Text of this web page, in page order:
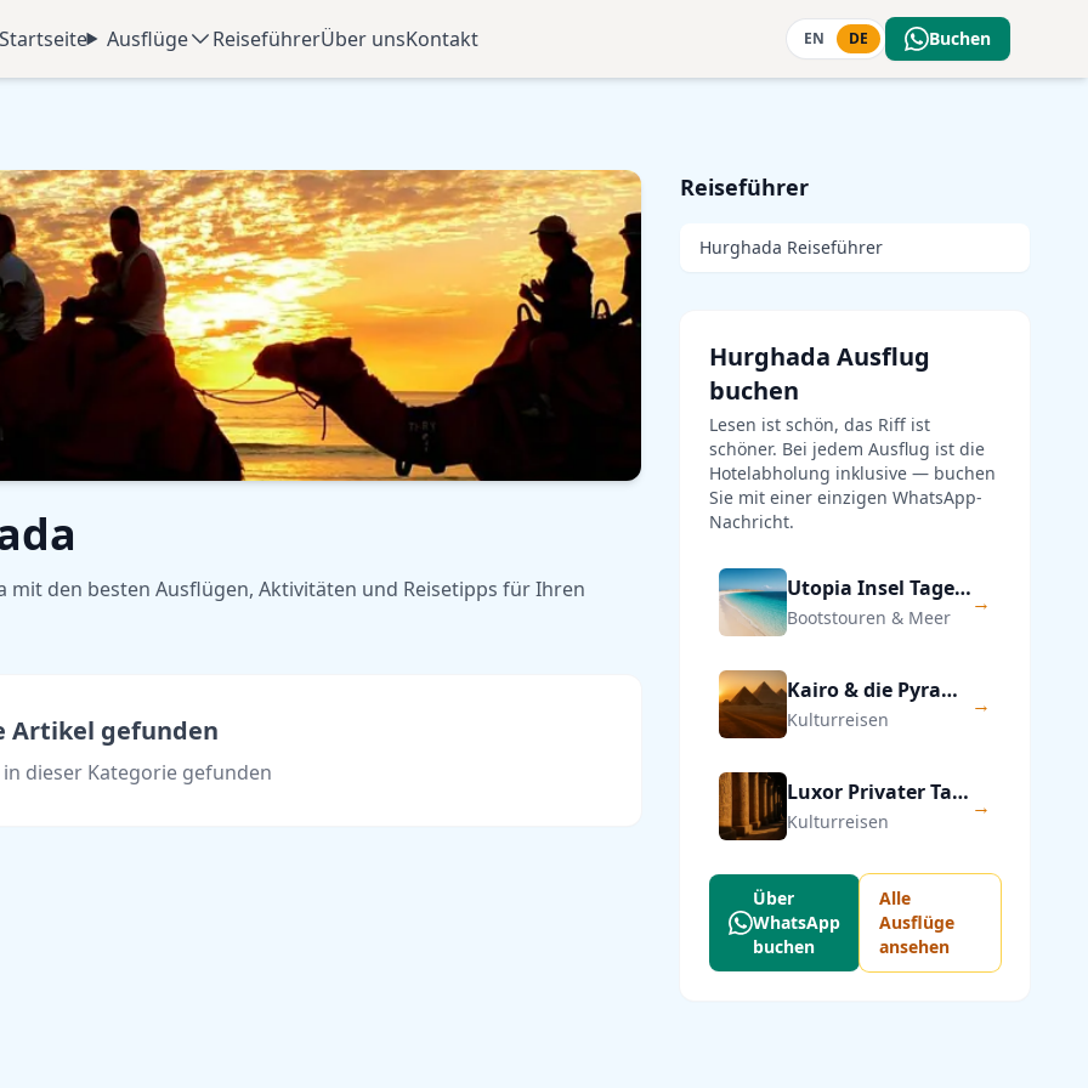
Startseite
Ausflüge ReiseführerÜber unsKontakt EN DE Buchen
den besten Ausflügen, Aktivitäten und Reisetipps für Ihren
Artikel gefunden
dieser Kategorie gefunden
Reiseführer
Hurghada Reiseführer
Hurghada Ausflug
buchen
Lesen ist schön, das Riff ist
schöner. Bei jedem Ausflug ist die
Hotelabholung inklusive — buchen
Sie mit einer einzigen WhatsApp-
Nachricht.
Utopia Insel Tagesausflug ab Hurghada
Bootstouren & Meer
→
Kairo & die Pyramiden von Gizeh — Privater Tagesausflug
Kulturreisen
→
Luxor Privater Tagesausflug ab Hurghada
Kulturreisen
→
Über
WhatsApp
buchen
Alle
Ausflüge
ansehen